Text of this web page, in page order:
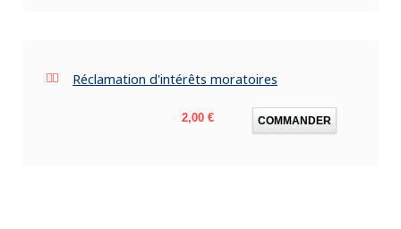
Réclamation d'intérêts moratoires
Prix
2,00 € COMMANDER